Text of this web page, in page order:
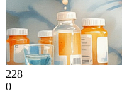
228
0